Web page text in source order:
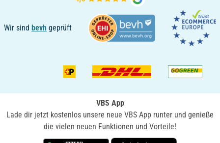
Wir sind bevh geprüft
VBS App
Lade dir jetzt kostenlos unsere neue VBS App runter und genieße
die vielen neuen Funktionen und Vorteile!